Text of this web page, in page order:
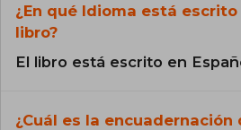
¿En qué Idioma está escrito
libro?
El libro está escrito en
¿Cuál es la encuadernación